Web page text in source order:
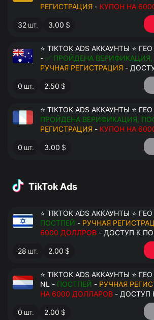
РЕГИСТРАЦИЯ - КУПОН НА
ДОСТУП К ПОЧТЕ - КУКИ - ВАТ
ПЕРЕДАЧА В АНТИДЕТЕКТ
32 шт. 3.00 $
⭐ TIKTOK ADS АККАУНТЫ ⭐
- ✅ ПРОЙДЕНА
РУЧНАЯ РЕГИСТРАЦИЯ -
- ВАТ ЗАПОЛНЕН - ПЕРЕДАЧА В
0 шт. 2.50 $
⭐ TIKTOK ADS АККАУНТЫ ⭐
ПРОЙДЕНА ВЕРИФИКАЦИЯ,
РЕГИСТРАЦИЯ - КУПОН НА
ДОСТУП К ПОЧТЕ - КУКИ - ВАТ
ПЕРЕДАЧА В АНТИДЕТЕКТ
0 шт. 3.00 $
TikTok Ads
⭐ TIKTOK ADS АККАУНТЫ ⭐
ПОСТПЕЙ - РУЧНАЯ
6000 ДОЛЛРОВ
ЗАПОЛНЕН - ПЕРЕДАЧА В
28 шт. 2.00 $
⭐ TIKTOK ADS АККАУНТЫ ⭐
NL - ПОСТПЕЙ - РУЧНАЯ
НА 6000 ДОЛЛАРОВ - ДОСТУП
ВАТ ЗАПОЛНЕН - ПЕРЕДАЧА В
0 шт. 2.00 $